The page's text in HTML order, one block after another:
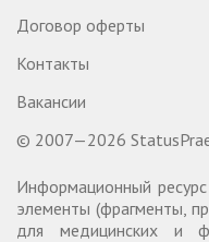
Договор оферты
Контакты
Вакансии
© 2007—2026
Информационный
элементы (фрагменты,
для медицинских и